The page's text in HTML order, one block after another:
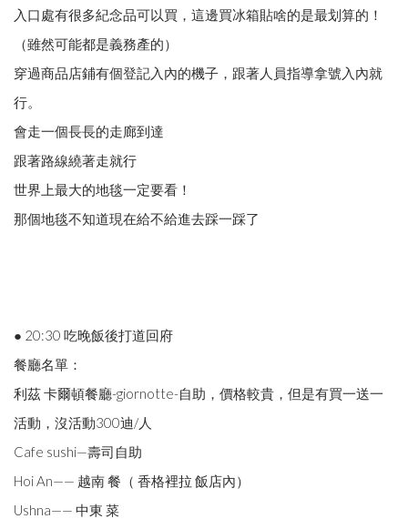
入口處有很多紀念品可以買，這邊買冰箱貼啥的是最划算的！
（雖然可能都是義務產的）
穿過商品店鋪有個登記入內的機子，跟著人員指導拿號入內就
行。
會走一個長長的走廊到達
跟著路線繞著走就行
世界上最大的地毯一定要看！
那個地毯不知道現在給不給進去踩一踩了
● 20:30 吃晚飯後打道回府
餐廳名單：
利茲 卡爾頓餐廳-giornotte-自助，價格較貴，但是有買一送一
活動，沒活動300迪/人
Cafe sushi—壽司自助
Hoi ​An—— 越南 餐（ 香格裡拉 飯店內）
Ushna—— 中東 菜